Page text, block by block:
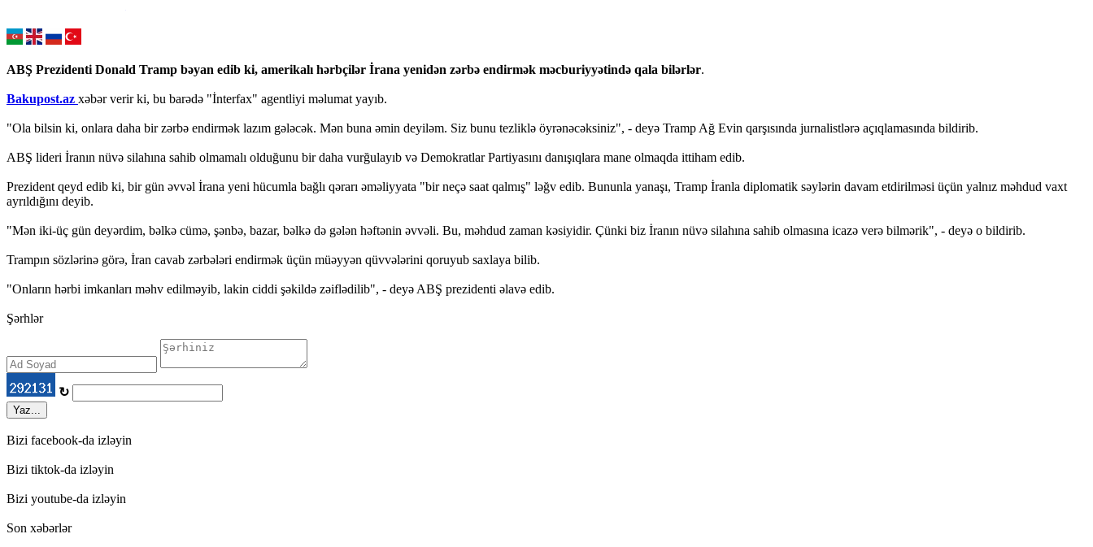
ABŞ Prezidenti Donald Tramp bəyan edib ki, amerikalı hərbçilər İrana yenidən zərbə endirmək məcburiyyətində qala bilərlər.
Bakupost.az xəbər verir ki, bu barədə "İnterfax" agentliyi məlumat yayıb.
"Ola bilsin ki, onlara daha bir zərbə endirmək lazım gələcək. Mən buna əmin deyiləm. Siz bunu tezliklə öyrənəcəksiniz", - deyə Tramp Ağ Evin qarşısında jurnalistlərə açıqlamasında bildirib.
ABŞ lideri İranın nüvə silahına sahib olmamalı olduğunu bir daha vurğulayıb və Demokratlar Partiyasını danışıqlara mane olmaqda ittiham edib.
Prezident qeyd edib ki, bir gün əvvəl İrana yeni hücumla bağlı qərarı əməliyyata "bir neçə saat qalmış" ləğv edib. Bununla yanaşı, Tramp İranla diplomatik səylərin davam etdirilməsi üçün yalnız məhdud vaxt
ayrıldığını deyib.
"Mən iki-üç gün deyərdim, bəlkə cümə, şənbə, bazar, bəlkə də gələn həftənin əvvəli. Bu, məhdud zaman kəsiyidir. Çünki biz İranın nüvə silahına sahib olmasına icazə verə bilmərik", - deyə o bildirib.
Trampın sözlərinə görə, İran cavab zərbələri endirmək üçün müəyyən qüvvələrini qoruyub saxlaya bilib.
"Onların hərbi imkanları məhv edilməyib, lakin ciddi şəkildə zəiflədilib", - deyə ABŞ prezidenti əlavə edib.
Şərhlər
↻
Yaz...
Bizi facebook-da izləyin
Bizi tiktok-da izləyin
Bizi youtube-da izləyin
Son xəbərlər